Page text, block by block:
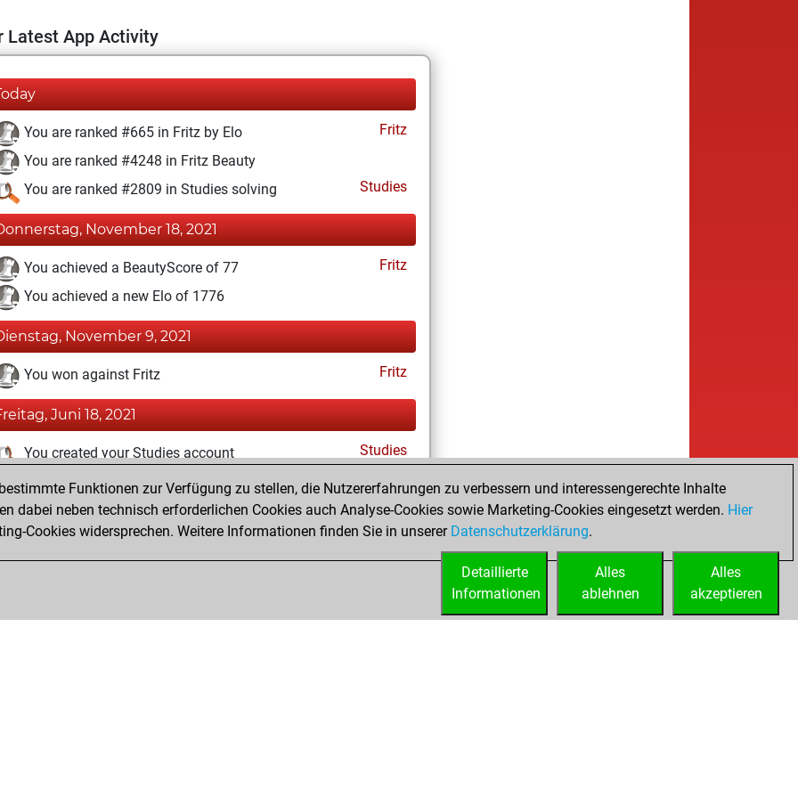
Latest App Activity
You are ranked #665 in Fritz by Elo
Fritz
You are ranked #4248 in Fritz Beauty
You are ranked #2809 in Studies solving
Studies
November 18, 2021
You achieved a BeautyScore of 77
Fritz
You achieved a new Elo of 1776
November 9, 2021
You won against Fritz Fritz
Juni 18, 2021
You created your Studies account Studies
Dezember 29, 2020
You created your Fritz account Fritz
Funktionen zur Verfügung zu stellen, die Nutzererfahrungen zu verbessern und interessengerechte Inhalte
dabei neben technisch erforderlichen Cookies auch Analyse-Cookies sowie Marketing-Cookies eingesetzt werden. Hier
Cookies widersprechen. Weitere Informationen finden Sie in unserer Datenschutzerklärung.
Alles
akzeptieren
Alles
ablehnen
Detaillierte
Informationen